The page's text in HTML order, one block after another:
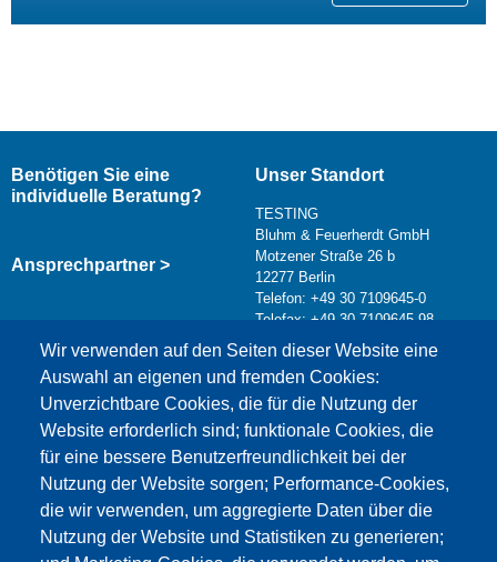
Wir verwenden auf den Seiten dieser Website eine
Auswahl an eigenen und fremden Cookies:
Unverzichtbare Cookies, die für die Nutzung der
Website erforderlich sind; funktionale Cookies, die
für eine bessere Benutzerfreundlichkeit bei der
Nutzung der Website sorgen; Performance-Cookies,
die wir verwenden, um aggregierte Daten über die
Nutzung der Website und Statistiken zu generieren;
Benötigen Sie eine
individuelle Beratung?
Ansprechpartner >
Unser Standort
TESTING
Bluhm & Feuerherdt GmbH
Motzener Straße 26 b
12277 Berlin
Telefon: +49 30 7109645-0
Telefax: +49 30 7109645-98
info@testing.de
Dieser Inhalt ist blockiert, da die Google Maps
Cookies nicht akzeptiert wurden.